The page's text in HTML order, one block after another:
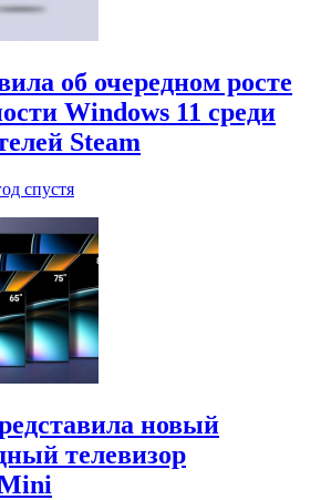
об очередном росте
Windows 11 среди
Steam
спустя
новый
телевизор